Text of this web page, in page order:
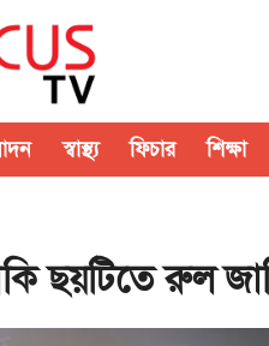
স্বাস্থ্য ফিচার শিক্ষা
ছয়টিতে রুল